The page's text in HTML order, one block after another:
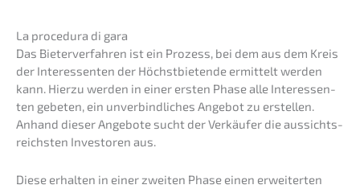
La proce­du­ra di gara
Das Bieter­ver­fah­ren ist ein Prozess, bei dem aus dem Kreis
der Inter­es­sen­ten der Höchst­bie­ten­de ermit­telt werden
kann. Hierzu werden in einer ersten Phase alle Inter­es­sen­
ten gebeten, ein unver­bind­li­ches Angebot zu erstel­len.
Anhand dieser Angebo­te sucht der Verkäu­fer die aussichts­
reichs­ten Inves­to­ren aus.
Diese erhal­ten in einer zweiten Phase einen erwei­ter­ten